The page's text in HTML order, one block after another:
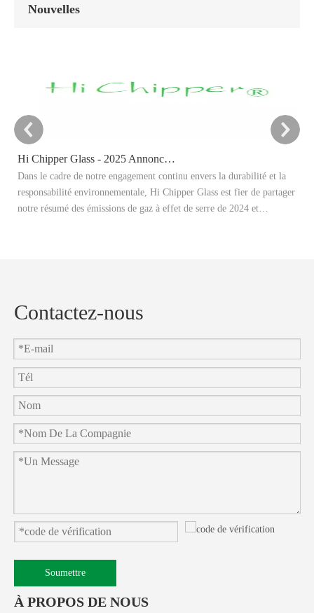
Nouvelles
Hi Chipper Glass - 2025 Annonce cible de réduction du carbone
Dans le cadre de notre engagement continu envers la durabilité et la
responsabilité environnementale, Hi Chipper Glass est fier de partager
notre résumé des émissions de gaz à effet de serre de 2024 et
Contactez-nous
Soumettre
À PROPOS DE NOUS